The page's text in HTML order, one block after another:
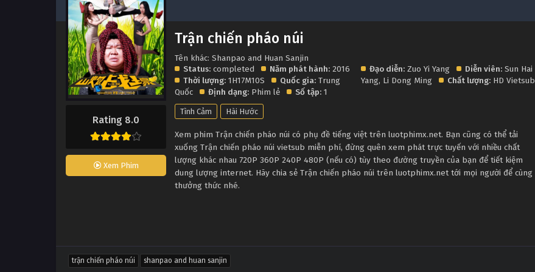
Rating 8.0
Xem Phim
Trận chiến pháo núi
Tên khác: Shanpao and Huan Sanjin
Status: completed Năm phát hành: 2016
Thời lượng: 1H17M10S Quốc gia: Trung
Quốc
Định dạng: Phim lẻ Số tập: 1
Đạo diễn: Zuo Yi Yang Diễn viên: Sun Hai
Yang, Li Dong Ming Chất lượng: HD Vietsub
Tình Cảm Hài Hước
Xem phim Trận chiến pháo núi có phụ đề tiếng việt trên luotphimx.net. Bạn cũng có thể tải
xuống Trận chiến pháo núi vietsub miễn phí, đừng quên xem phát trực tuyến với nhiều chất
lượng khác nhau 720P 360P 240P 480P (nếu có) tùy theo đường truyền của bạn để tiết kiệm
dung lượng internet. Hãy chia sẻ Trận chiến pháo núi trên luotphimx.net tới mọi người để cùng
thưởng thức nhé.
trận chiến pháo núi shanpao and huan sanjin